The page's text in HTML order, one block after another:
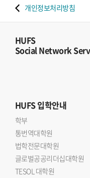
개인정보처리방침
HUFS
Social Network
HUFS입학안내
학부
통번역대학원
법학전문대학원
글로벌공공리더십대학원
TESOL 대학원